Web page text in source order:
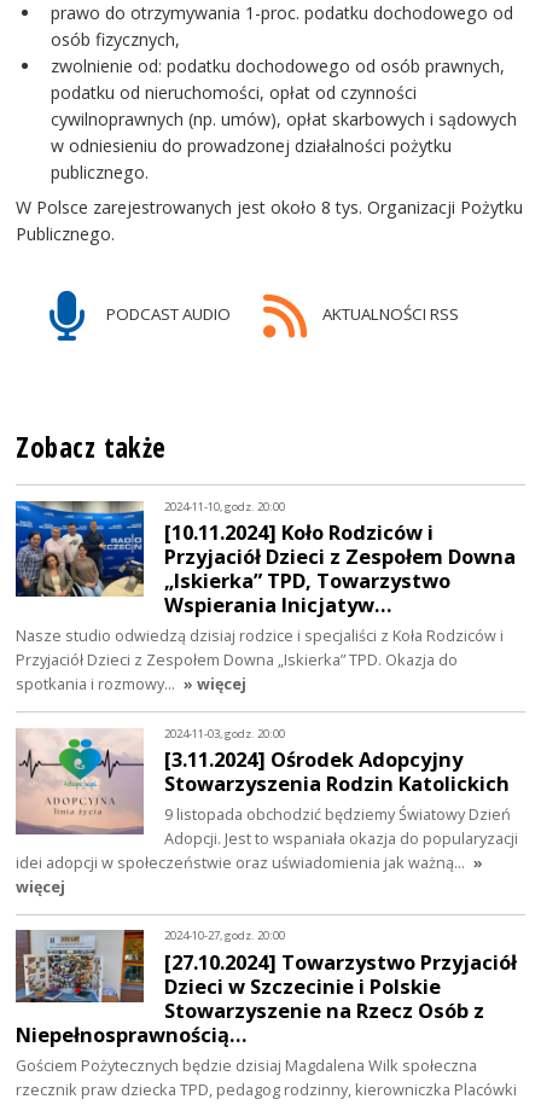
prawo do otrzymywania 1-proc. podatku dochodowego od
osób fizycznych,
zwolnienie od: podatku dochodowego od osób prawnych,
podatku od nieruchomości, opłat od czynności
cywilnoprawnych (np. umów), opłat skarbowych i sądowych
w odniesieniu do prowadzonej działalności pożytku
publicznego.
W Polsce zarejestrowanych jest około 8 tys. Organizacji Pożytku
Publicznego.
PODCAST AUDIO AKTUALNOŚCI RSS
Zobacz także
2024-11-10, godz. 20:00
[10.11.2024] Koło Rodziców i
Przyjaciół Dzieci z Zespołem Downa
„Iskierka” TPD, Towarzystwo
Wspierania Inicjatyw…
Nasze studio odwiedzą dzisiaj rodzice i specjaliści z Koła Rodziców i
Przyjaciół Dzieci z Zespołem Downa „Iskierka” TPD. Okazja do
spotkania i rozmowy… » więcej
2024-11-03, godz. 20:00
[3.11.2024] Ośrodek Adopcyjny
Stowarzyszenia Rodzin Katolickich
9 listopada obchodzić będziemy Światowy Dzień
Adopcji. Jest to wspaniała okazja do popularyzacji
idei adopcji w społeczeństwie oraz uświadomienia jak ważną… »
więcej
2024-10-27, godz. 20:00
[27.10.2024] Towarzystwo Przyjaciół
Dzieci w Szczecinie i Polskie
Stowarzyszenie na Rzecz Osób z
Niepełnosprawnością…
Gościem Pożytecznych będzie dzisiaj Magdalena Wilk społeczna
rzecznik praw dziecka TPD, pedagog rodzinny, kierowniczka Placówki